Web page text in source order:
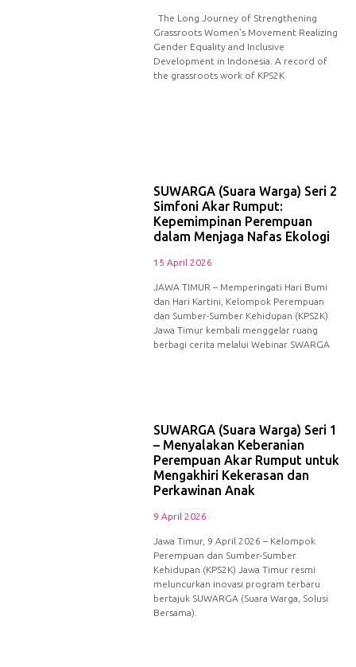
The Long Journey of Strengthening
Grassroots Women’s Movement Realizing
Gender Equality and Inclusive
Development in Indonesia. A record of
the grassroots work of KPS2K
SUWARGA (Suara Warga) Seri 2
Simfoni Akar Rumput:
Kepemimpinan Perempuan
dalam Menjaga Nafas Ekologi
15 April 2026
JAWA TIMUR – Memperingati Hari Bumi
dan Hari Kartini, Kelompok Perempuan
dan Sumber-Sumber Kehidupan (KPS2K)
Jawa Timur kembali menggelar ruang
berbagi cerita melalui Webinar SWARGA
SUWARGA (Suara Warga) Seri 1
– Menyalakan Keberanian
Perempuan Akar Rumput untuk
Mengakhiri Kekerasan dan
Perkawinan Anak
9 April 2026
Jawa Timur, 9 April 2026 – Kelompok
Perempuan dan Sumber-Sumber
Kehidupan (KPS2K) Jawa Timur resmi
meluncurkan inovasi program terbaru
bertajuk SUWARGA (Suara Warga, Solusi
Bersama).